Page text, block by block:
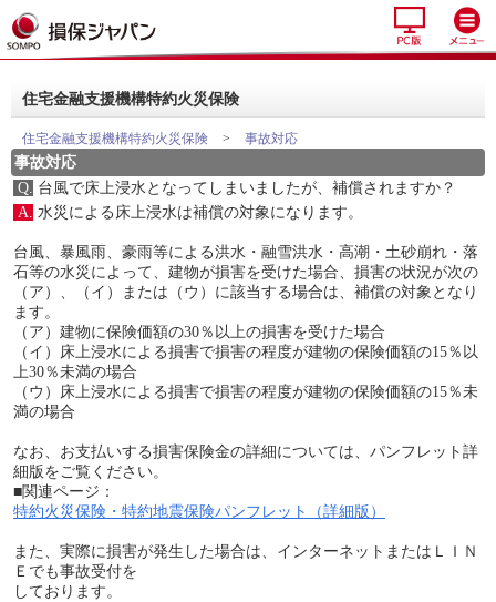
住宅金融支援機構特約火災保険
住宅金融支援機構特約火災保険 > 事故対応
事故対応
Q. 台風で床上浸水となってしまいましたが、補償されますか？
A. 水災による床上浸水は補償の対象になります。
台風、暴風雨、豪雨等による洪水・融雪洪水・高潮・土砂崩れ・落
石等の水災によって、建物が損害を受けた場合、損害の状況が次の
（ア）、（イ）または（ウ）に該当する場合は、補償の対象となり
ます。
（ア）建物に保険価額の30％以上の損害を受けた場合
（イ）床上浸水による損害で損害の程度が建物の保険価額の15％以
上30％未満の場合
（ウ）床上浸水による損害で損害の程度が建物の保険価額の15％未
満の場合
なお、お支払いする損害保険金の詳細については、パンフレット詳
細版をご覧ください。
■関連ページ：
特約火災保険・特約地震保険パンフレット（詳細版）
また、実際に損害が発生した場合は、インターネットまたはＬＩＮ
Ｅでも事故受付を
しております。